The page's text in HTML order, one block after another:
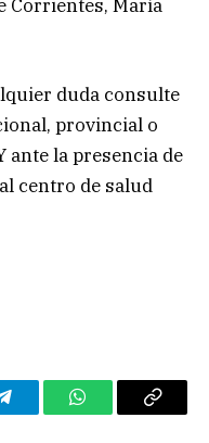
Corrientes, María
duda consulte
provincial o
la presencia de
centro de salud
TelegramWhatsAppCopy